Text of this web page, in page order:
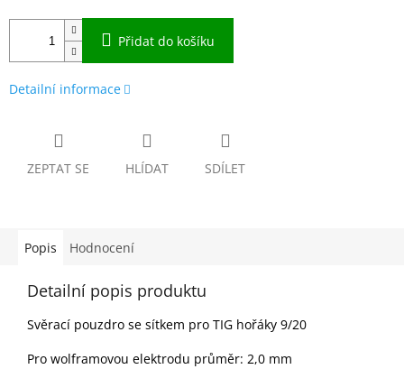
Přidat do košíku
Detailní informace
ZEPTAT SE HLÍDAT SDÍLET
Popis Hodnocení
Detailní popis produktu
Svěrací pouzdro se sítkem pro TIG hořáky 9/20
Pro wolframovou elektrodu průměr: 2,0 mm